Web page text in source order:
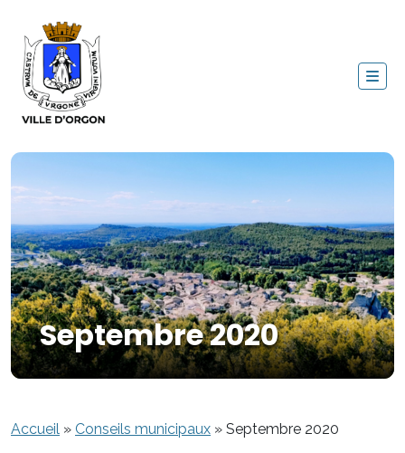
Septembre 2020
Accueil » Conseils municipaux » Septembre 2020